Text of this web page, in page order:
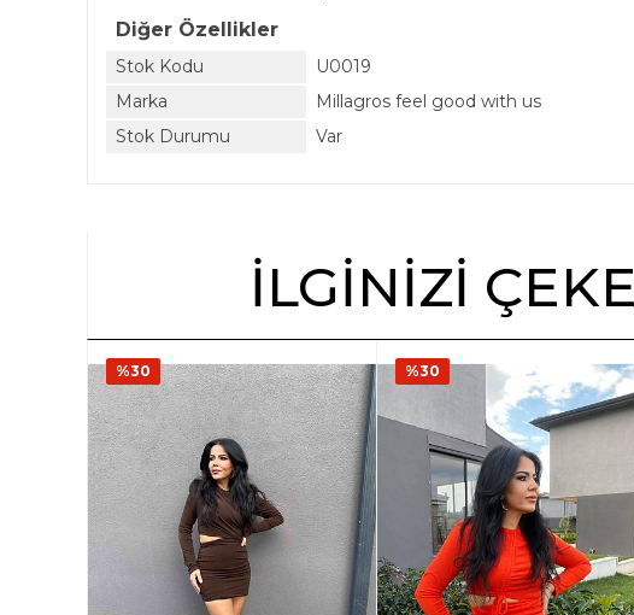
Diğer Özellikler
Stok Kodu
U0019
Marka
Millagros feel good with us
Stok Durumu
Var
İLGINIZI
%30 %30